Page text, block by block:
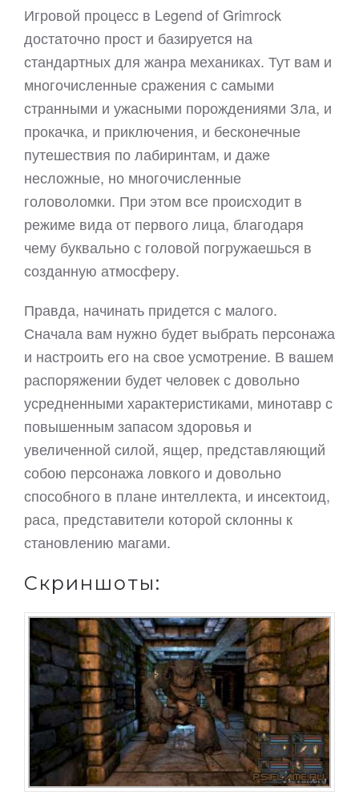
Игровой процесс в Legend of Grimrock
достаточно прост и базируется на
стандартных для жанра механиках. Тут вам и
многочисленные сражения с самыми
странными и ужасными порождениями Зла, и
прокачка, и приключения, и бесконечные
путешествия по лабиринтам, и даже
несложные, но многочисленные
головоломки. При этом все происходит в
режиме вида от первого лица, благодаря
чему буквально с головой погружаешься в
созданную атмосферу.
Правда, начинать придется с малого.
Сначала вам нужно будет выбрать персонажа
и настроить его на свое усмотрение. В вашем
распоряжении будет человек с довольно
усредненными характеристиками, минотавр с
повышенным запасом здоровья и
увеличенной силой, ящер, представляющий
собою персонажа ловкого и довольно
способного в плане интеллекта, и инсектоид,
раса, представители которой склонны к
становлению магами.
Скриншоты: